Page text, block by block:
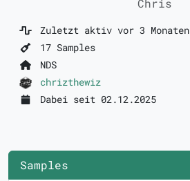
Chris
Zuletzt aktiv vor 3 Monaten
17 Samples
NDS
chrizthewiz
Dabei seit 02.12.2025
Samples